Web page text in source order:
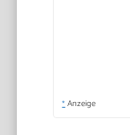
* Anzeige